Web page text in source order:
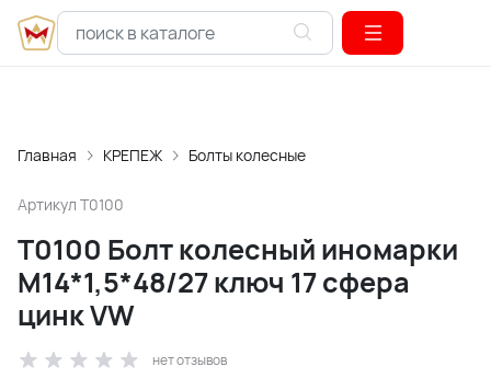
Главная КРЕПЕЖ Болты колесные
Артикул T0100
T0100 Болт колесный иномарки
М14*1,5*48/27 ключ 17 сфера
цинк VW
нет отзывов